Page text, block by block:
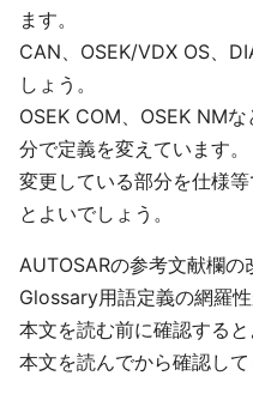
ます。
CAN、OSEK/VDX OS、
しょう。
OSEK COM、OSEK NM
分で定義を変えています。
変更している部分を仕様
とよいでしょう。
AUTOSARの参考文献欄
Glossary用語定義の網羅性
本文を読む前に確認すると
本文を読んでから確認して